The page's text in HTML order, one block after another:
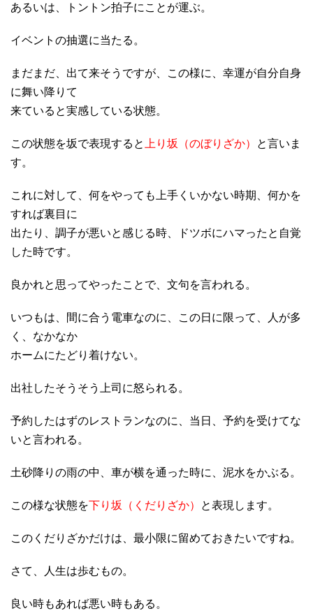
あるいは、トントン拍子にことが運ぶ。
イベントの抽選に当たる。
まだまだ、出て来そうですが、この様に、幸運が自分自身
に舞い降りて
来ていると実感している状態。
この状態を坂で表現すると 上り坂（のぼりざか）
と言いま
す。
これに対して、何をやっても上手くいかない時期、何かを
すれば裏目に
出たり、調子が悪いと感じる時、ドツボにハマったと自覚
した時です。
良かれと思ってやったことで、文句を言われる。
いつもは、間に合う電車なのに、この日に限って、人が多
く、なかなか
ホームにたどり着けない。
出社したそうそう上司に怒られる。
予約したはずのレストランなのに、当日、予約を受けてな
いと言われる。
土砂降りの雨の中、車が横を通った時に、泥水をかぶる。
この様な状態を下り坂（くだりざか） と表現します。
このくだりざかだけは、最小限に留めておきたいですね。
さて、人生は歩むもの。
良い時もあれば悪い時もある。